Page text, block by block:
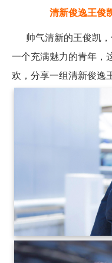
清新俊逸王俊
帅气清新的王俊凯，
一个充满魅力的青年，
欢，分享一组清新俊逸